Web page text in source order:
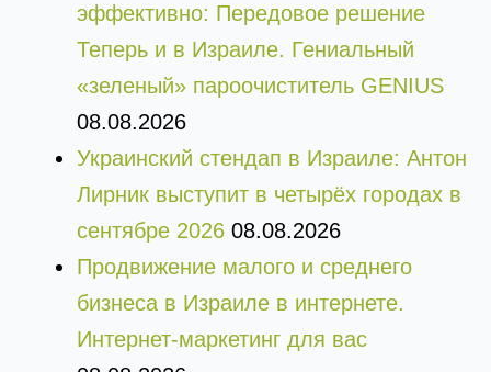
эффективно: Передовое решение
Теперь и в Израиле. Гениальный
«зеленый» пароочиститель GENIUS
08.08.2026
Украинский стендап в Израиле: Антон
Лирник выступит в четырёх городах в
сентябре 2026 08.08.2026
Продвижение малого и среднего
бизнеса в Израиле в интернете.
Интернет-маркетинг для вас